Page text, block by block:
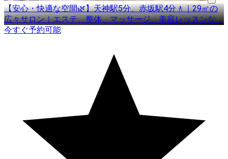
【安心・快適な空間🌿】天神駅5分、赤坂駅4分🚶｜29㎡の
広々サロン｜エステ、整体、マッサージ、美容レッスンな…
今すぐ予約可能